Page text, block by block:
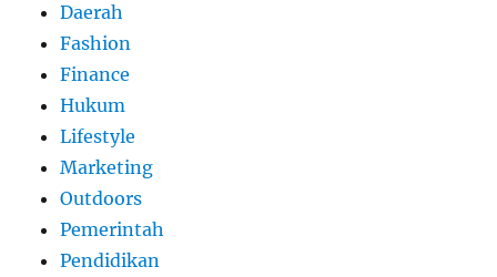
Daerah
Fashion
Finance
Hukum
Lifestyle
Marketing
Outdoors
Pemerintah
Pendidikan